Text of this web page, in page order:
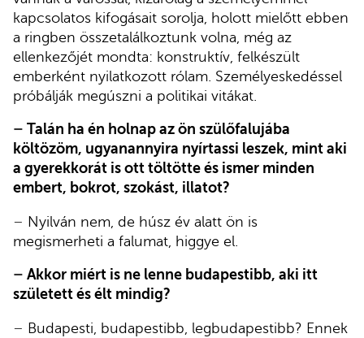
kapcsolatos kifogásait sorolja, holott mielőtt ebben
a ringben összetalálkoztunk volna, még az
ellenkezőjét mondta: konstruktív, felkészült
emberként nyilatkozott rólam. Személyeskedéssel
próbálják megúszni a politikai vitákat.
– Talán ha én holnap az ön szülőfalujába
költözöm, ugyanannyira nyírtassi leszek, mint aki
a gyerekkorát is ott töltötte és ismer minden
embert, bokrot, szokást, illatot?
– Nyilván nem, de húsz év alatt ön is
megismerheti a falumat, higgye el.
– Akkor miért is ne lenne budapestibb, aki itt
született és élt mindig?
– Budapesti, budapestibb, legbudapestibb? Ennek